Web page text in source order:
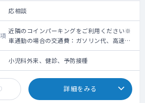
応相談
近隣のコインパーキングをご利用ください※
車通勤の場合の交通費：ガソリン代、高速道
路利用料金（上限5,000円）＋駐車場代（上
限2,000円）
小児科外来、健診、予防接種
詳細をみる